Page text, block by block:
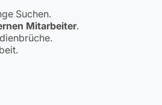
Suchen.
Mitarbeiter.